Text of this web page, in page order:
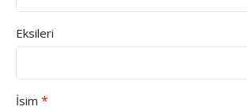
Eksileri
İsim *